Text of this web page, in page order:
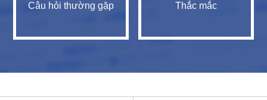
Câu hỏi thường gặp Thắc mắc